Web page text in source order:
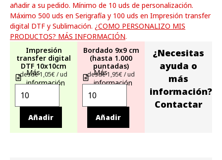
añadir a su pedido. Mínimo de 10 uds de personalización.
Máximo 500 uds en Serigrafía y 100 uds en Impresión transfer
digital DTF y Sublimación. ¿COMO PERSONALIZO MIS
PRODUCTOS? MÁS INFORMACIÓN.
Impresión
transfer digital
DTF 10x10cm
desde 1,05€ / ud
Más
información
Añadir
Bordado 9x9 cm
(hasta 1.000
puntadas)
desde 1,95€ / ud
Más
información
Añadir
¿Necesitas
ayuda o
más
información?
Contactar